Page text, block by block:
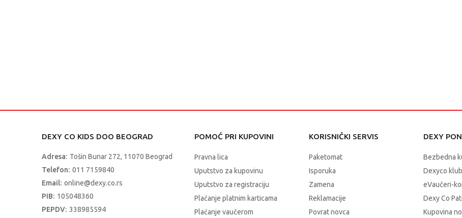
DEXY CO KIDS DOO BEOGRAD
Adresa: Tošin Bunar 272, 11070 Beograd
Telefon: 011 7159840
Email: online@dexy.co.rs
PIB: 105048360
PEPDV: 338985594
POMOĆ PRI KUPOVINI
Pravna lica
Uputstvo za kupovinu
Uputstvo za registraciju
Plaćanje platnim karticama
Plaćanje vaučerom
KORISNIČKI SERVIS
Paketomat
Isporuka
Zamena
Reklamacije
Povrat novca
DEXY
Bezbedna
Dexyco
eVaučeri-
Dexy Co
Kupovina